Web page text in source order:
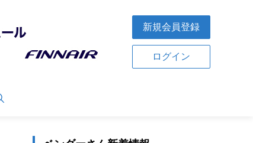
新規会員登録
ログイン